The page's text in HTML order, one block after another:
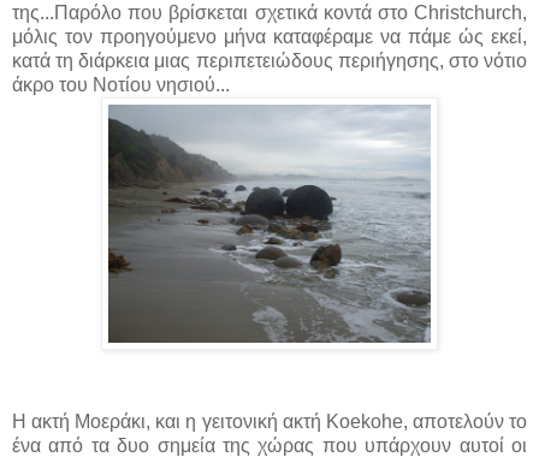
της...Παρόλο που βρίσκεται σχετικά κοντά στο Christchurch,
μόλις τον προηγούμενο μήνα καταφέραμε να πάμε ώς εκεί,
κατά τη διάρκεια μιας περιπετειώδους περιήγησης, στο νότιο
άκρο του Νοτίου νησιού...
Η ακτή Μοεράκι, και η γειτονική ακτή Koekohe, αποτελούν το
ένα από τα δυο σημεία της χώρας που υπάρχουν αυτοί οι